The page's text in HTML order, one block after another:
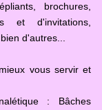
brochures,
et d'invitations,
d'autres...
vous servir et
: Bâches